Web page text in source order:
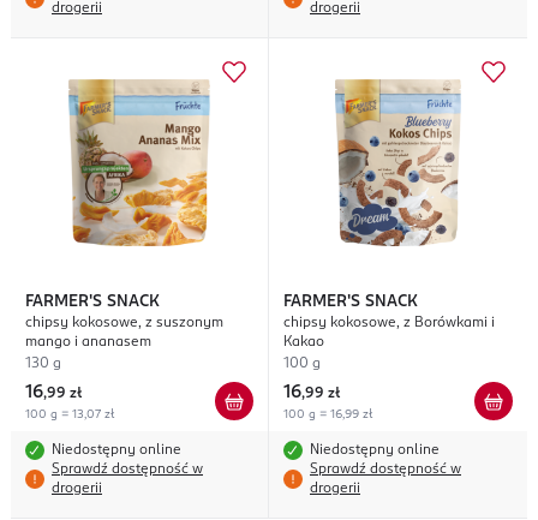
drogerii
drogerii
FARMER'S SNACK
chipsy kokosowe, z suszonym
mango i ananasem
130 g
16,99 zł
100 g = 13,07 zł
Niedostępny online
Sprawdź dostępność w
drogerii
FARMER'S SNACK
chipsy kokosowe, z Borówkami i
Kakao
100 g
16,99 zł
100 g = 16,99 zł
Niedostępny online
Sprawdź dostępność w
drogerii